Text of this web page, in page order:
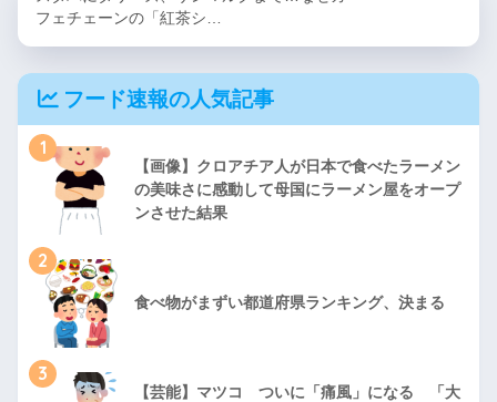
フェチェーンの「紅茶シ…
フード速報の人気記事
1
【画像】クロアチア人が日本で食べたラーメン
の美味さに感動して母国にラーメン屋をオープ
ンさせた結果
2
食べ物がまずい都道府県ランキング、決まる
3
【芸能】マツコ ついに「痛風」になる 「大